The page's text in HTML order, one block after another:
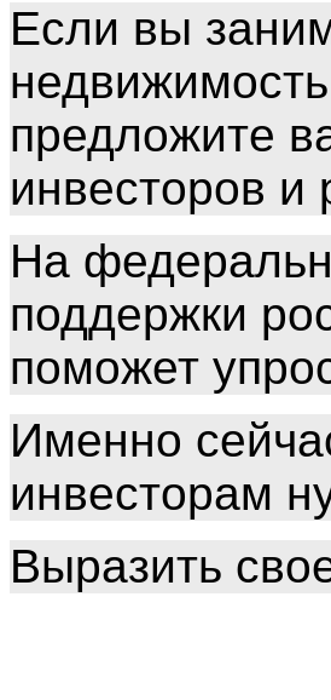
Если вы
предложите
инвесторов
На
поддержки
поможет
Именно
инвесторам
Выразить